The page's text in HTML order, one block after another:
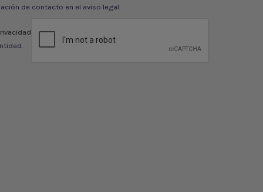
de contacto en el aviso legal.